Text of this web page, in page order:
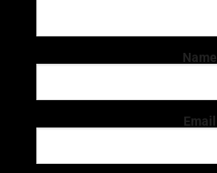
Name
Email